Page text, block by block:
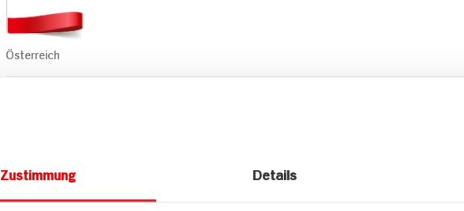
Zustimmung Details
Österreich